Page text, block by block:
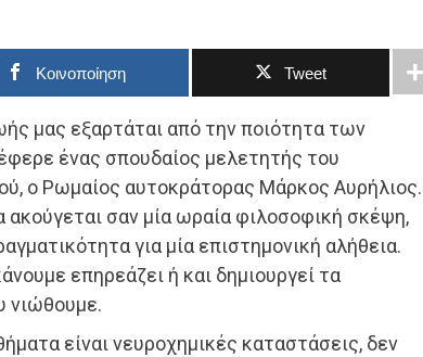
Κοινοποίηση Tweet
μας εξαρτάται από την ποιότητα των
ένας σπουδαίος μελετητής του
ο Ρωμαίος αυτοκράτορας Μάρκος Αυρήλιος.
ακούγεται σαν μία ωραία φιλοσοφική σκέψη,
για μία επιστημονική αλήθεια.
επηρεάζει ή και δημιουργεί τα
νιώθουμε.
είναι νευροχημικές καταστάσεις, δεν